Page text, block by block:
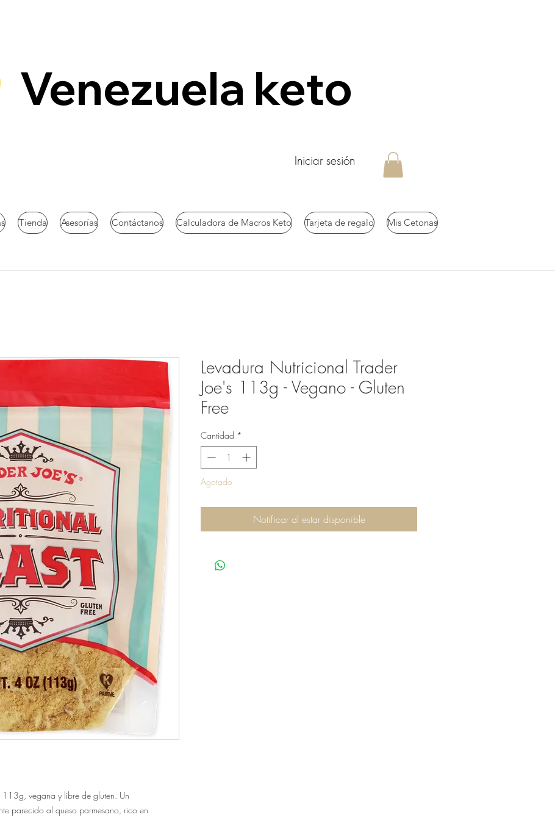
Venezuela keto
Iniciar sesión
Tienda Asesorías Contáctanos Calculadora de Macros Keto Tarjeta de regalo Mis Cetonas
113g, vegana y libre de gluten. Un
parecido al queso parmesano, rico en
Levadura Nutricional Trader
Joe's 113g - Vegano - Gluten
Free
Cantidad *
Agotado
Notificar al estar disponible